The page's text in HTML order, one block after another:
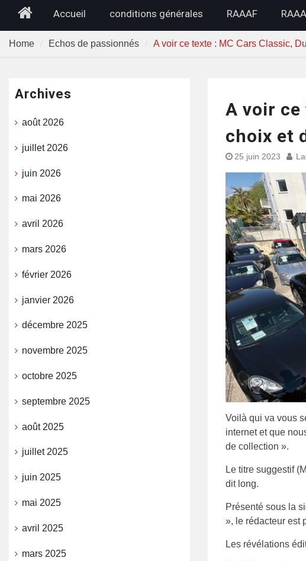
HomeAccueil conditions générales RAAAF
Home Echos de passionnés A voir ce texte : MC Cars Classic,
A voir ce
choix et
25 juin 2023
Voilà qui va vous
internet et que
de collection ».
Le titre suggestif
dit long.
Présenté sous la
», le rédacteur est
Les révélations
Archives
août 2026
juillet 2026
juin 2026
mai 2026
avril 2026
mars 2026
février 2026
janvier 2026
décembre 2025
novembre 2025
octobre 2025
septembre 2025
août 2025
juillet 2025
juin 2025
mai 2025
avril 2025
mars 2025